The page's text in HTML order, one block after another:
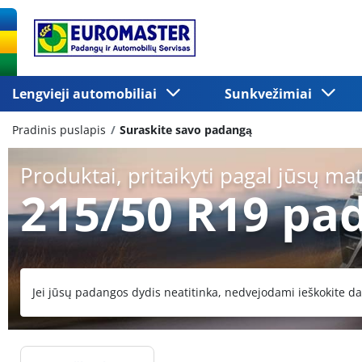
Lengvieji automobiliai Sunkvežimiai
Pradinis puslapis Suraskite savo padangą
Produktai, pritaikyti pagal jūsų
215/50 R19
Jei jūsų padangos dydis neatitinka, nedvejodami ieškokite